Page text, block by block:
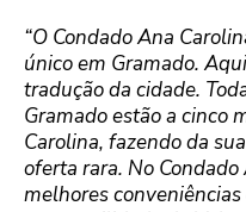
“O Condado Ana
único em Gramado.
tradução da cidade.
Gramado estão a cinco
Carolina, fazendo da
oferta rara. No
melhores